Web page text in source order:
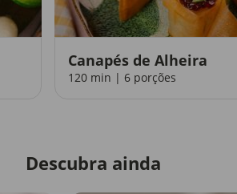
Canapés de Alheira
120 min | 6 porções
Descubra ainda